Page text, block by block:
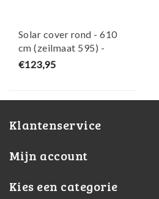
Solar cover rond - 610
cm (zeilmaat 595) -
Zwart/Blauw - W'eau
€123,95
Klantenservice
Mijn account
Kies een categorie